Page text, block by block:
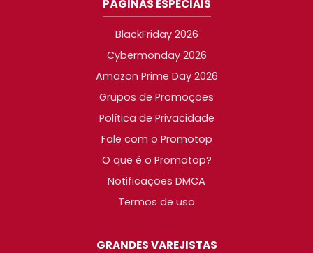
PÁGINAS ESPECIAIS
BlackFriday 2026
Cybermonday 2026
Amazon Prime Day 2026
Grupos de Promoções
Política de Privacidade
Fale com o Promotop
O que é o Promotop?
Notificações DMCA
Termos de uso
GRANDES VAREJISTAS